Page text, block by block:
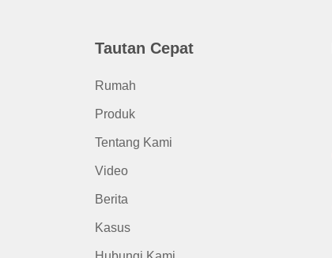
Tautan Cepat
Rumah
Produk
Tentang Kami
Video
Berita
Kasus